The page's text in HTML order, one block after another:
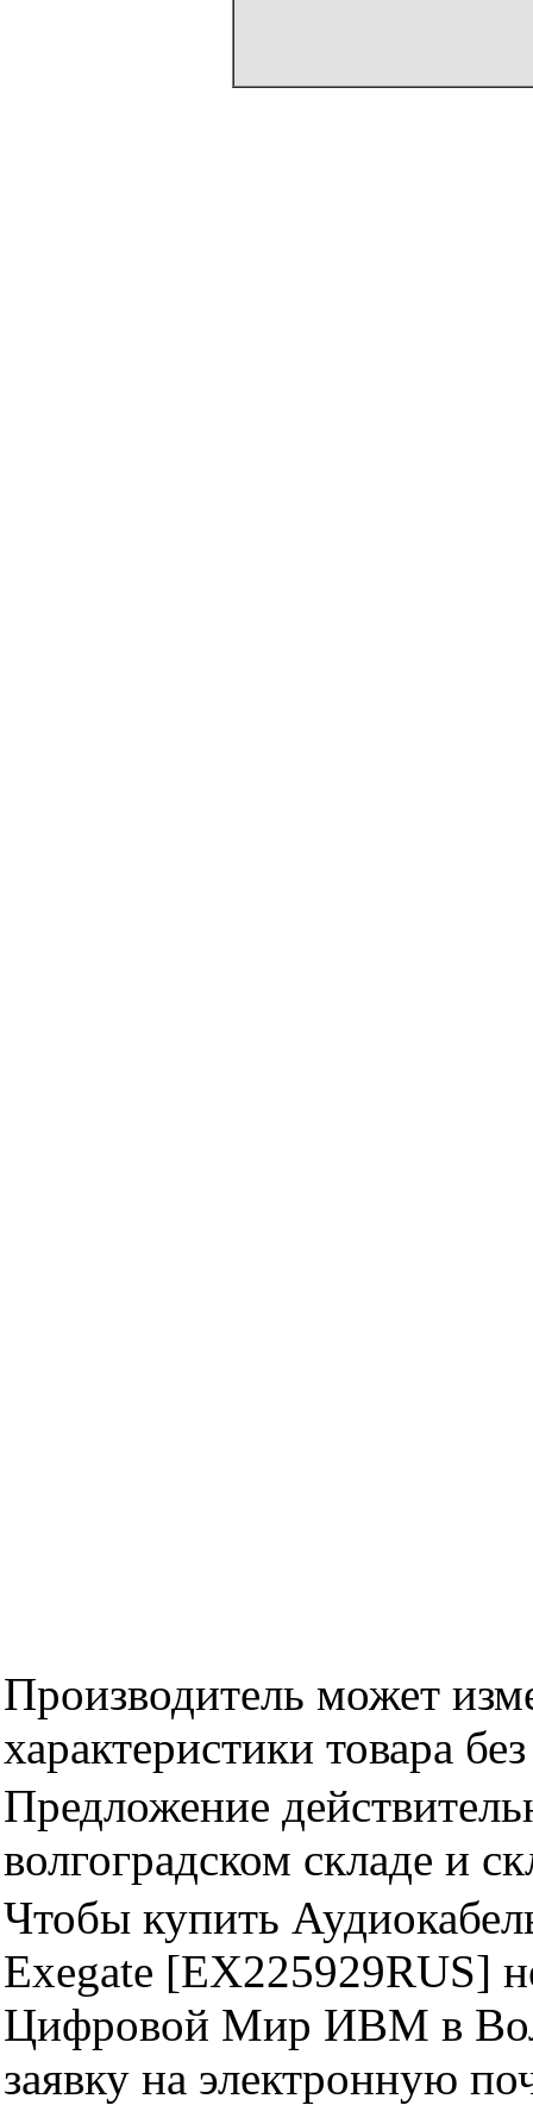
Производитель может
характеристики товара
Предложение
волгоградском складе и
Чтобы купить
Exegate [EX225929RUS]
Цифровой Мир ИВМ в
заявку на электронную